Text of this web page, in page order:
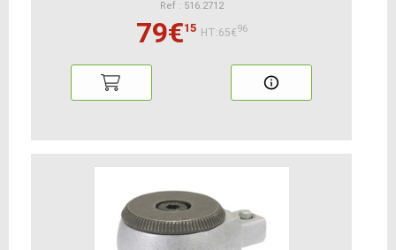
Ref : 516.2712
79€15 HT:65€96